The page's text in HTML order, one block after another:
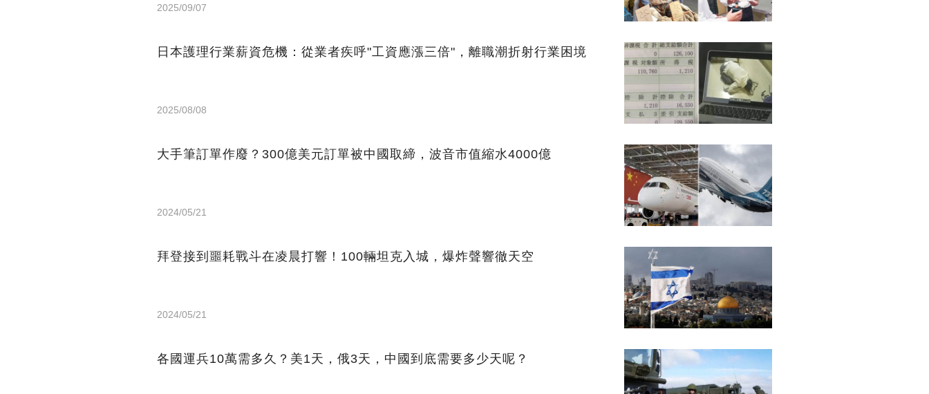
2025/09/07
日本護理行業薪資危機：從業者疾呼"工資應漲三倍"，離職潮折射行業困境
2025/08/08
大手筆訂單作廢？300億美元訂單被中國取締，波音市值縮水4000億
2024/05/21
拜登接到噩耗戰斗在凌晨打響！100輛坦克入城，爆炸聲響徹天空
2024/05/21
各國運兵10萬需多久？美1天，俄3天，中國到底需要多少天呢？